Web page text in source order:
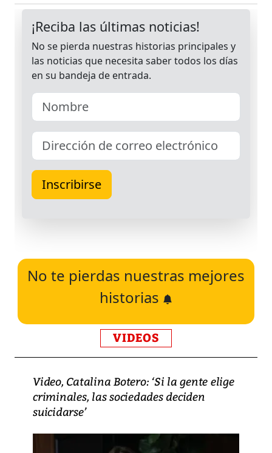
No te pierdas nuestras mejores
historias
VIDEOS
Video, Catalina Botero: ‘Si la gente elige
criminales, las sociedades deciden
suicidarse’